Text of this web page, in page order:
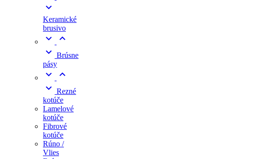

Keramické
brusivo


 Brúsne
pásy


 Rezné
kotúče
Lamelové
kotúče
Fibrové
kotúče
Rúno /
Vlies